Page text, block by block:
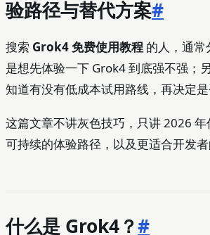
验路径与替代方案#
搜索 Grok4 免费使用教程 的人，通常
是想先体验一下 Grok4 到底强不强；
知道有没有低成本试用路线，再决定是
这篇文章不讲灰色技巧，只讲 2026 年
可持续的体验路径，以及更适合开发者
什么是 Grok4？#